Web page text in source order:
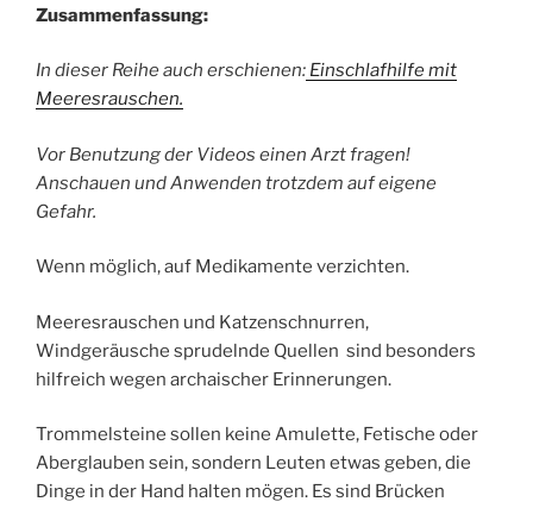
Zusammenfassung:
In dieser Reihe auch erschienen: Einschlafhilfe mit
Meeresrauschen.
Vor Benutzung der Videos einen Arzt fragen!
Anschauen und Anwenden trotzdem auf eigene
Gefahr.
Wenn möglich, auf Medikamente verzichten.
Meeresrauschen und Katzenschnurren,
Windgeräusche sprudelnde Quellen sind besonders
hilfreich wegen archaischer Erinnerungen.
Trommelsteine sollen keine Amulette, Fetische oder
Aberglauben sein, sondern Leuten etwas geben, die
Dinge in der Hand halten mögen. Es sind Brücken